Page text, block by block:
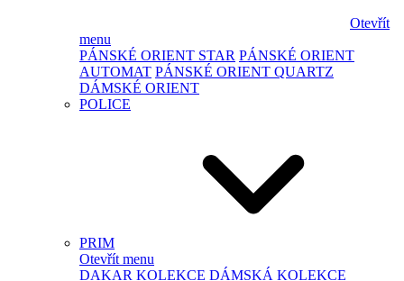
Otevřít
menu
PÁNSKÉ ORIENT STAR PÁNSKÉ ORIENT
AUTOMAT PÁNSKÉ ORIENT QUARTZ
DÁMSKÉ ORIENT
POLICE
PRIM
Otevřít menu
DAKAR KOLEKCE DÁMSKÁ KOLEKCE